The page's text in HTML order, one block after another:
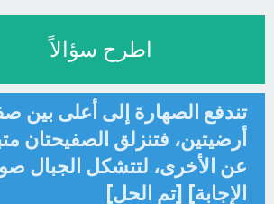
اطرح سؤالاً
تندفع الصهارة إلى أعلى بين
أرضيتين، فتنزلق الصفيحتان
عن الأخرى، لتتشكل الجبال
الإجابة] [تم الحل]